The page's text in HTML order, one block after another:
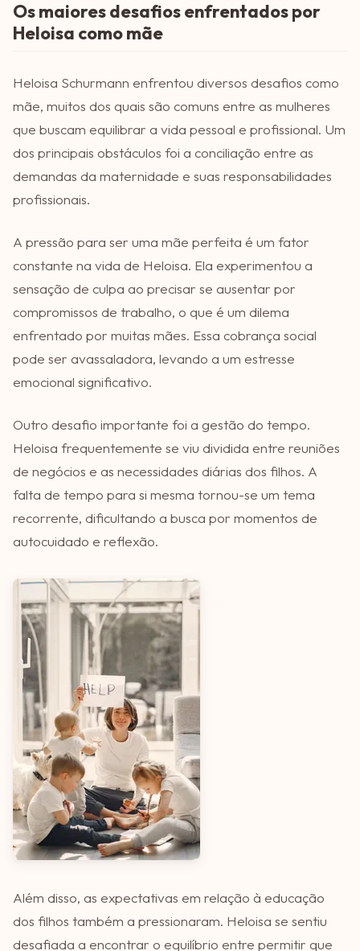
Os maiores desafios enfrentados por
Heloisa como mãe
Heloisa Schurmann enfrentou diversos desafios como
mãe, muitos dos quais são comuns entre as mulheres
que buscam equilibrar a vida pessoal e profissional. Um
dos principais obstáculos foi a conciliação entre as
demandas da maternidade e suas responsabilidades
profissionais.
A pressão para ser uma mãe perfeita é um fator
constante na vida de Heloisa. Ela experimentou a
sensação de culpa ao precisar se ausentar por
compromissos de trabalho, o que é um dilema
enfrentado por muitas mães. Essa cobrança social
pode ser avassaladora, levando a um estresse
emocional significativo.
Outro desafio importante foi a gestão do tempo.
Heloisa frequentemente se viu dividida entre reuniões
de negócios e as necessidades diárias dos filhos. A
falta de tempo para si mesma tornou-se um tema
recorrente, dificultando a busca por momentos de
autocuidado e reflexão.
Além disso, as expectativas em relação à educação
dos filhos também a pressionaram. Heloisa se sentiu
desafiada a encontrar o equilíbrio entre permitir que